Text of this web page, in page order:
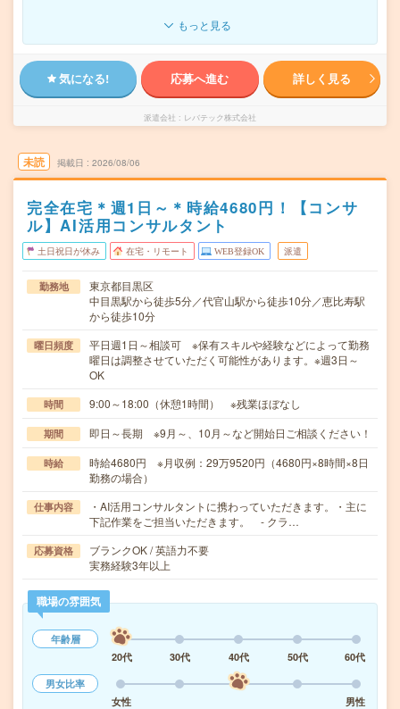
もっと見る
気になる! 応募へ進む 詳しく見る
派遣会社 レバテック株式会社
未読 掲載日 2026/08/06
完全在宅＊週1日～＊時給4680円！【コンサ
ル】AI活用コンサルタント
土日祝日が休み 在宅・リモート WEB登録OK 派遣
勤務地
東京都目黒区
中目黒駅から徒歩5分／代官山駅から徒歩10分／恵比寿駅
から徒歩10分
曜日頻度
平日週1日～相談可 ※保有スキルや経験などによって勤務
曜日は調整させていただく可能性があります。※週3日～
OK
時間 9:00～18:00（休憩1時間） ※残業ほぼなし
期間 即日～長期 ※9月～、10月～など開始日ご相談ください！
時給
時給4680円 ※月収例：29万9520円（4680円×8時間×8日
勤務の場合）
仕事内容
・AI活用コンサルタントに携わっていただきます。・主に
下記作業をご担当いただきます。 - クラ…
応募資格
ブランクOK / 英語力不要
実務経験3年以上
職場の雰囲気
年齢層
20代
30代 40代 50代
60代
男女比率
女性
男性